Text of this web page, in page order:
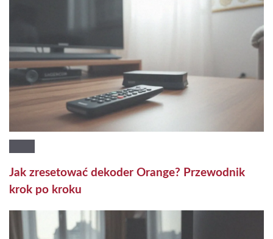
Jak zresetować dekoder Orange? Przewodnik
krok po kroku